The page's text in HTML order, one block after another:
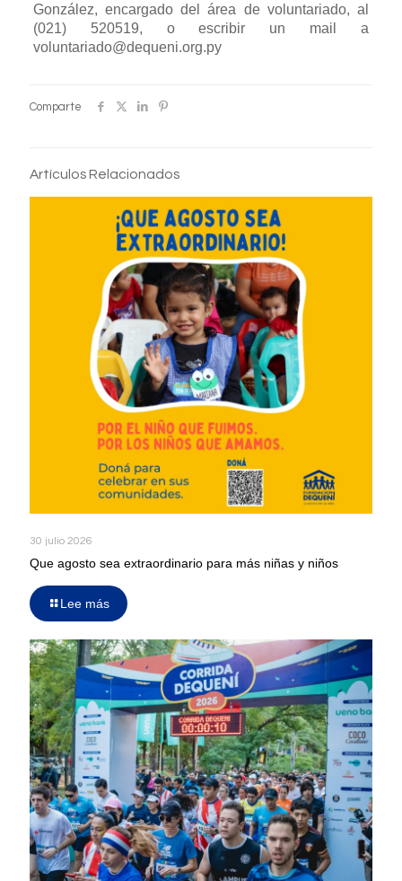
González, encargado del área de voluntariado, al
(021) 520519, o escribir un mail a
voluntariado@dequeni.org.py
Comparte
Artículos Relacionados
30 julio 2026
Que agosto sea extraordinario para más niñas y niños
Lee más